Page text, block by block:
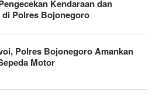
Kendaraan dan
Polres Bojonegoro
Polres Bojonegoro Amankan
Motor